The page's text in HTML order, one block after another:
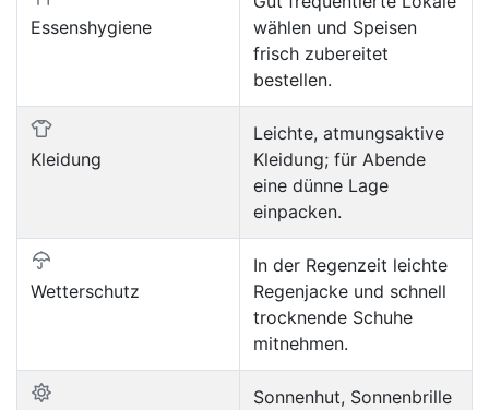
Essenshygiene
wählen und Speisen
frisch zubereitet
bestellen.
Kleidung
Leichte, atmungsaktive
Kleidung; für Abende
eine dünne Lage
einpacken.
Wetterschutz
In der Regenzeit leichte
Regenjacke und schnell
trocknende Schuhe
mitnehmen.
Sonnenhut, Sonnenbrille